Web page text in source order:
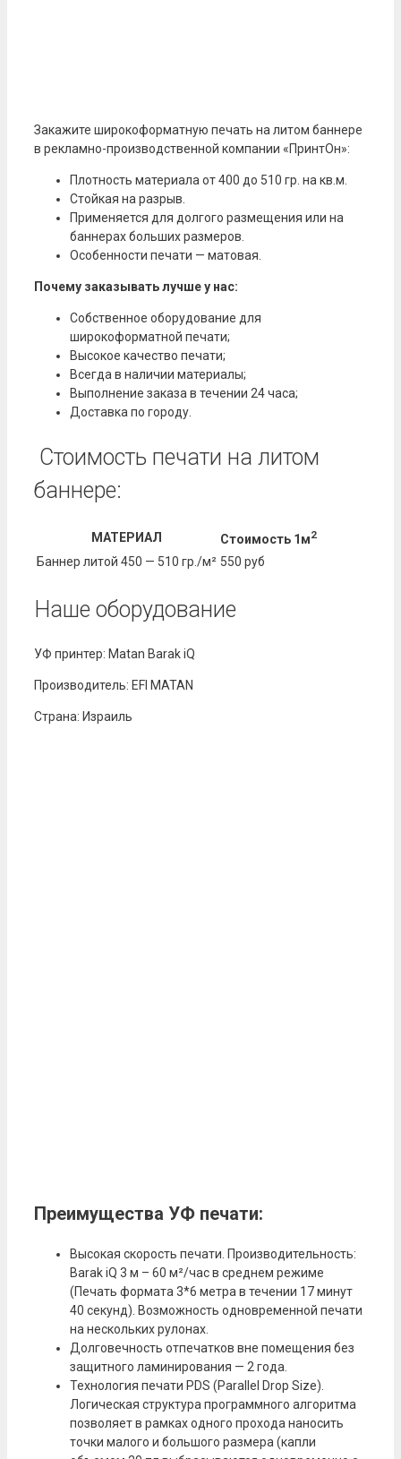
Закажите широкоформатную печать на литом баннере
в рекламно-производственной компании «ПринтОн»:
Плотность материала от 400 до 510 гр. на кв.м.
Стойкая на разрыв.
Применяется для долгого размещения или на
баннерах больших размеров.
Особенности печати — матовая.
Почему заказывать лучше у нас:
Собственное оборудование для
широкоформатной печати;
Высокое качество печати;
Всегда в наличии материалы;
Выполнение заказа в течении 24 часа;
Доставка по городу.
Стоимость печати на литом
баннере:
МАТЕРИАЛ Стоимость 1м2
Баннер литой 450 — 510 гр./м² 550 руб
Наше оборудование
УФ принтер: Matan Barak iQ
Производитель: EFI MATAN
Страна: Израиль
Преимущества УФ печати:
Высокая скорость печати. Производительность:
Barak iQ 3 м – 60 м²/час в среднем режиме
(Печать формата 3*6 метра в течении 17 минут
40 секунд). Возможность одновременной печати
на нескольких рулонах.
Долговечность отпечатков вне помещения без
защитного ламинирования — 2 года.
Технология печати PDS (Parallel Drop Size).
Логическая структура программного алгоритма
позволяет в рамках одного прохода наносить
точки малого и большого размера (капли